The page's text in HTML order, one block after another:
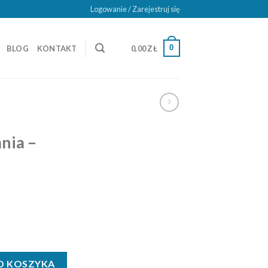
Logowanie / Zarejestruj się
BLOG KONTAKT 0,00ZŁ 0
–
KOSZYKA